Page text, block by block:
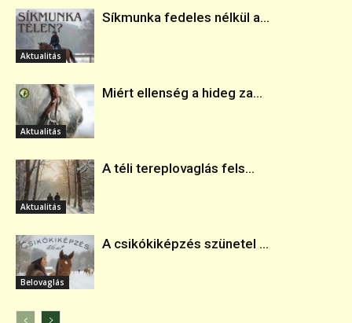
Aktualitás
Síkmunka fedeles nélkül a...
Aktualitás
Miért ellenség a hideg za...
Aktualitás
A téli tereplovaglás fels...
Belovaglás
A csikókiképzés szünetel ...